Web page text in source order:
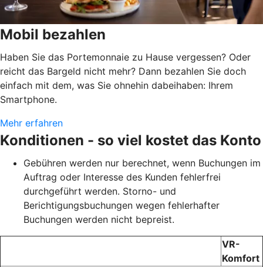
Mobil bezahlen
Haben Sie das Portemonnaie zu Hause vergessen? Oder
reicht das Bargeld nicht mehr? Dann bezahlen Sie doch
einfach mit dem, was Sie ohnehin dabeihaben: Ihrem
Smartphone.
Mehr erfahren
Konditionen - so viel kostet das Konto
Gebühren werden nur berechnet, wenn Buchungen im
Auftrag oder Interesse des Kunden fehlerfrei
durchgeführt werden. Storno- und
Berichtigungsbuchungen wegen fehlerhafter
Buchungen werden nicht bepreist.
VR-
Komfort